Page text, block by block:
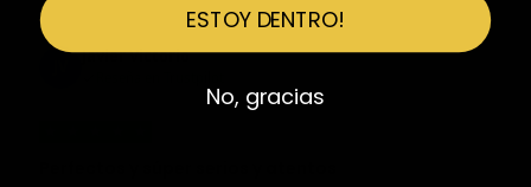
Javier Victorio
ESTOY DENTRO!
No, gracias